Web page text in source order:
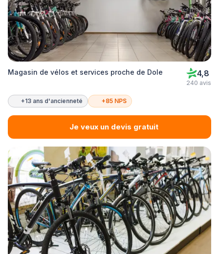
Magasin de vélos et services proche de Dole 4,8
240 avis
+13 ans d'ancienneté +85 NPS
Je veux un devis gratuit